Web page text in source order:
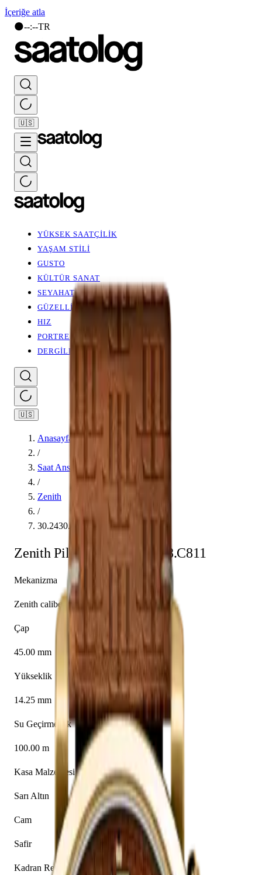
İçeriğe atla
🌑--:--TR
🇺🇸
YÜKSEK SAATÇİLİK
YAŞAM STİLİ
GUSTO
KÜLTÜR SANAT
SEYAHAT
GÜZELLİK
HIZ
PORTRE
DERGİLER
🇺🇸
Anasayfa
/
Saat Ansiklopedisi
/
Zenith
/
30.2430.4069/78.C811
Zenith Pilot 30.2430.4069/78.C811
Mekanizma
Zenith caliber El Primero 4069
Çap
45.00 mm
Yükseklik
14.25 mm
Su Geçirmezlik
100.00 m
Kasa Malzemesi
Sarı Altın
Cam
Safir
Kadran Rengi